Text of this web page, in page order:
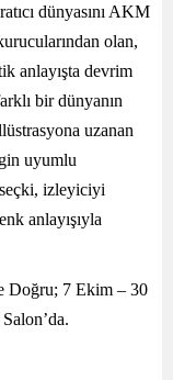
dünyasını AKM
olan,
anlayışta devrim
bir dünyanın
uzanan
uyumlu
izleyiciyi
anlayışıyla
Doğru; 7 Ekim – 30